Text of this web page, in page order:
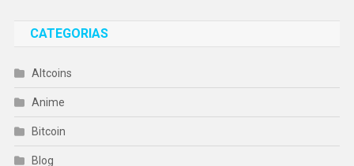
CATEGORIAS
Altcoins
Anime
Bitcoin
Blog